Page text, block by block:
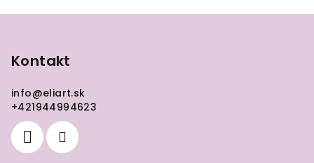
Kontakt
info@eliart.sk
+421944994623